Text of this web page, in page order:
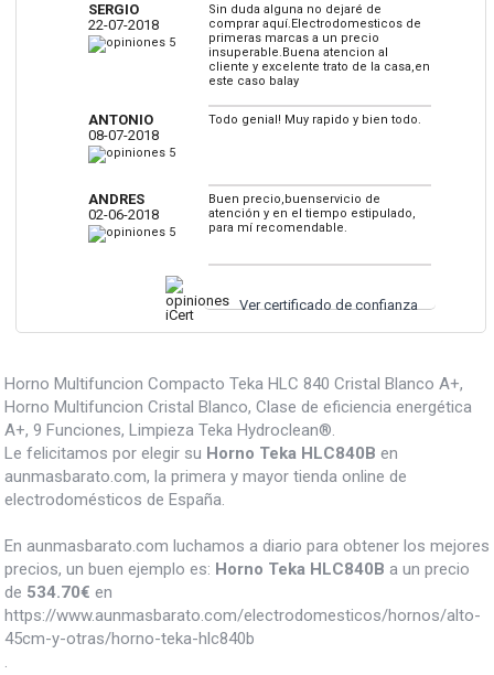
SERGIO
22-07-2018
Sin duda alguna no dejaré de
comprar aquí.Electrodomesticos de
primeras marcas a un precio
insuperable.Buena atencion al
cliente y excelente trato de la casa,en
este caso balay
ANTONIO
08-07-2018
Todo genial! Muy rapido y bien todo.
ANDRES
02-06-2018
Buen precio,buenservicio de
atención y en el tiempo estipulado,
para mí recomendable.
Ver certificado de confianza
Horno Multifuncion Compacto Teka HLC 840 Cristal Blanco A+,
Horno Multifuncion Cristal Blanco, Clase de eficiencia energética
A+, 9 Funciones, Limpieza Teka Hydroclean®.
Le felicitamos por elegir su Horno Teka HLC840B en
aunmasbarato.com, la primera y mayor tienda online de
electrodomésticos de España.
En aunmasbarato.com luchamos a diario para obtener los mejores
precios, un buen ejemplo es: Horno Teka HLC840B a un precio
de 534.70€ en
https://www.aunmasbarato.com/electrodomesticos/hornos/alto-
45cm-y-otras/horno-teka-hlc840b
.